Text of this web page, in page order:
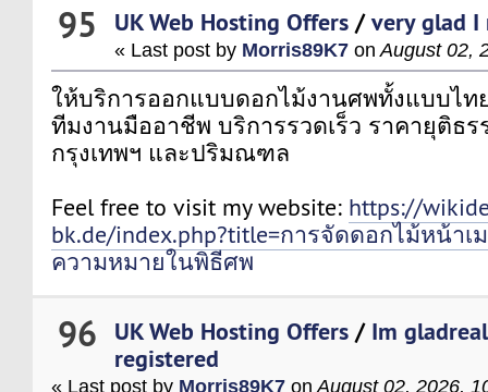
95 UK Web Hosting Offers /very glad I
« Last post by Morris89K7 on August 02,
ให้บริการออกแบบดอกไม้งานศพทั้งแบบไท
ทีมงานมืออาชีพ บริการรวดเร็ว ราคายุติธร
กรุงเทพฯ และปริมณฑล
Feel free to visit my website: https://
bk.de/index.php?title=การจัดดอกไม้หน้าเ
ความหมายในพิธีศพ
96 UK Web Hosting Offers / Im
registered
« Last post by Morris89K7 on August 02, 2026,